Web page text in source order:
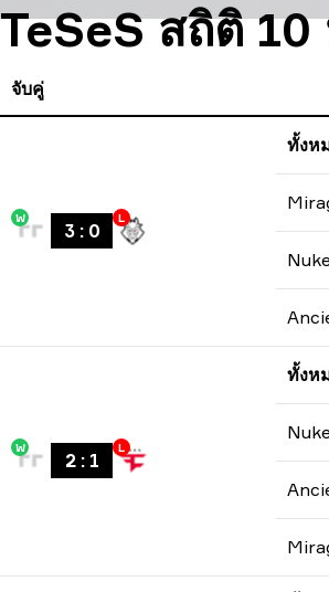
TeSeS สถิติ
จับคู่
W
3: 0
L
ทั้งห
W
2: 1
L
ทั้งห